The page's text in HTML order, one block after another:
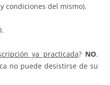
condiciones del mismo).
ya practicada? NO.
no puede desistirse de su